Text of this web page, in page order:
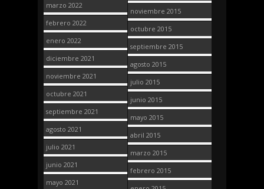
marzo 2022
febrero 2022
enero 2022
diciembre 2021
noviembre 2021
octubre 2021
septiembre 2021
agosto 2021
julio 2021
junio 2021
mayo 2021
noviembre 2015
octubre 2015
septiembre 2015
agosto 2015
julio 2015
junio 2015
mayo 2015
abril 2015
marzo 2015
febrero 2015